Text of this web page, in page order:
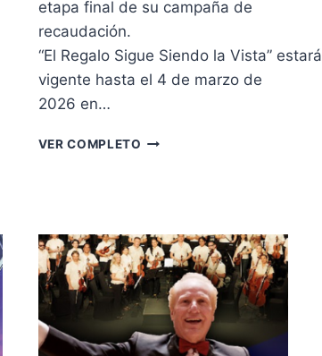
etapa final de su campaña de
recaudación.
“El Regalo Sigue Siendo la Vista” estará
vigente hasta el 4 de marzo de
2026 en…
VER COMPLETO ETAPA
DE
RECAUDACIÓN
“EL
REGALO
SIGUE
SIENDO
LA